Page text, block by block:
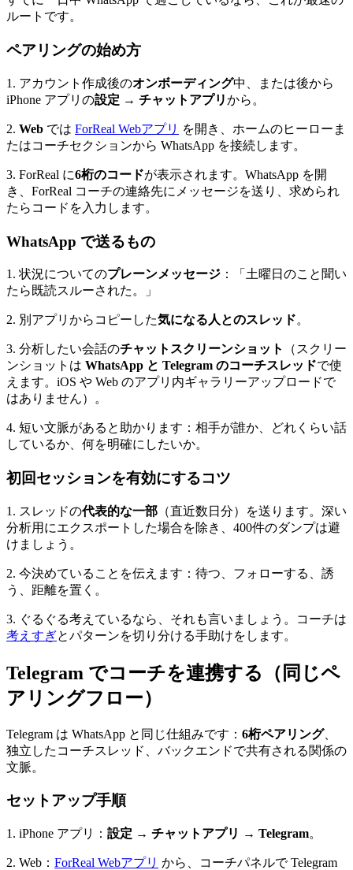
ルートです。
ペアリングの始め方
1. アカウント作成後のオンボーディング中、または後から
iPhone アプリの設定 → チャットアプリから。
2. Web では ForReal Webアプリ を開き、ホームのヒーローま
たはコーチセクションから WhatsApp を接続します。
3. ForReal に6桁のコードが表示されます。WhatsApp を開
き、ForReal コーチの連絡先にメッセージを送り、求められ
たらコードを入力します。
WhatsApp で送るもの
1. 状況についてのプレーンメッセージ ：「土曜日のこと聞い
たら既読スルーされた。」
2. 別アプリからコピーした気になる人とのスレッド。
3. 分析したい会話のチャットスクリーンショット
（スクリー
ンショットは WhatsApp と Telegram のコーチスレッドで使
えます。iOS や Web のアプリ内ギャラリーアップロードで
はありません）。
4. 短い文脈があると助かります：相手が誰か、どれくらい話
しているか、何を明確にしたいか。
初回セッションを有効にするコツ
1. スレッドの代表的な一部 （直近数日分）を送ります。深い
分析用にエクスポートした場合を除き、400件のダンプは避
けましょう。
2. 今決めていることを伝えます：待つ、フォローする、誘
う、距離を置く。
3. ぐるぐる考えているなら、それも言いましょう。コーチは
考えすぎとパターンを切り分ける手助けをします。
Telegram でコーチを連携する（同じペ
アリングフロー）
Telegram は WhatsApp と同じ仕組みです： 6桁ペアリング、
独立したコーチスレッド、バックエンドで共有される関係の
文脈。
セットアップ手順
1. iPhone アプリ： 設定 → チャットアプリ → Telegram。
2. Web： ForReal Webアプリ から、コーチパネルで Telegram